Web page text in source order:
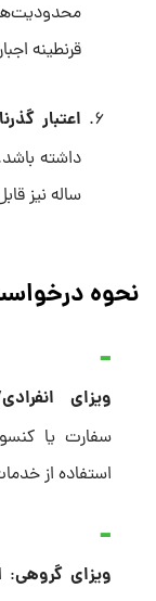
قرنطینه
اعتبار
ساله نیز
نحوه
ویزای
سفارت یا
استفاده از
ویزای گروهی: